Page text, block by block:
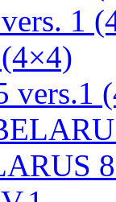
1
vers.1